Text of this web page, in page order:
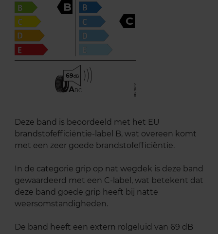
B
C
69
ABC
Deze band is beoordeeld met het EU
brandstofefficiëntie-label B, wat overeen komt
met een zeer goede brandstofefficiëntie.
In de categorie grip op nat wegdek is deze band
gewaardeerd met een C-label, wat betekent dat
deze band goede grip heeft bij natte
weersomstandigheden.
De band heeft een extern rolgeluid van 69 dB